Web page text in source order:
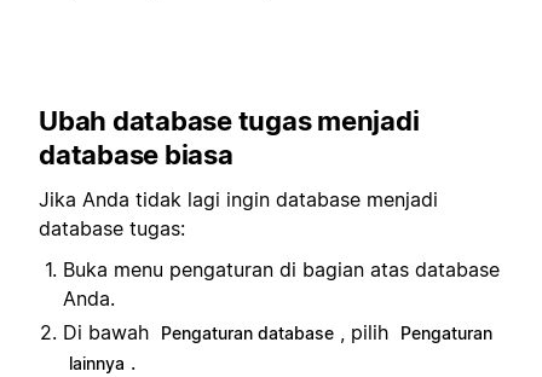
Ubah database tugas menjadi
database biasa
Jika Anda tidak lagi ingin database menjadi
database tugas:
Buka menu pengaturan di bagian atas database
Anda.
Di bawah
Pengaturan database , pilih
Pengaturan
lainnya .